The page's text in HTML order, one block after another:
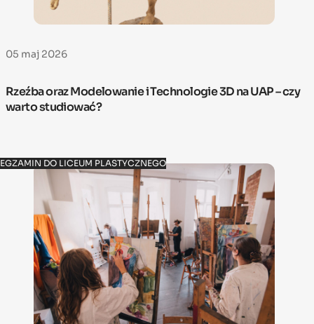
05 maj 2026
Rzeźba oraz Modelowanie i Technologie 3D na UAP – czy
warto studiować?
EGZAMIN DO LICEUM PLASTYCZNEGO